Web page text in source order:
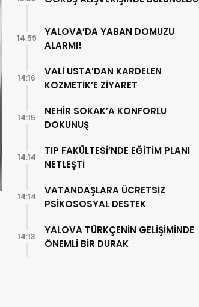
YALOVA’DA YABAN DOMUZU
ALARMI!
14:59
VALİ USTA’DAN KARDELEN
KOZMETİK’E ZİYARET
14:16
NEHİR SOKAK’A KONFORLU
DOKUNUŞ
14:15
TIP FAKÜLTESİ’NDE EĞİTİM PLANI
NETLEŞTİ
14:14
VATANDAŞLARA ÜCRETSİZ
PSİKOSOSYAL DESTEK
14:14
YALOVA TÜRKÇENİN GELİŞİMİNDE
ÖNEMLİ BİR DURAK
14:13